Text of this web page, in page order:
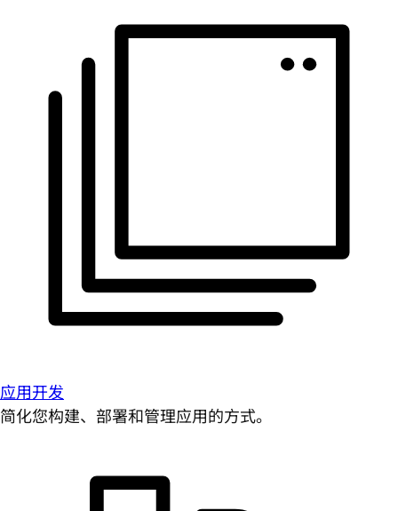
应用开发
简化您构建、部署和管理应用的方式。